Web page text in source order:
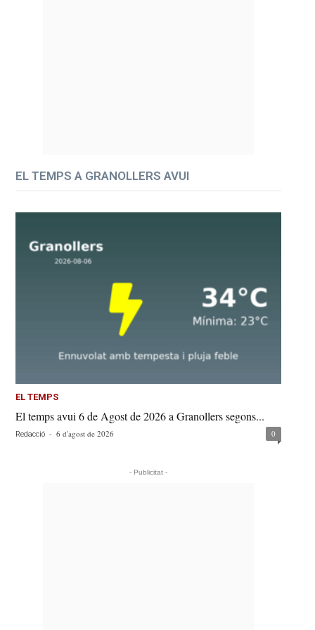
EL TEMPS A GRANOLLERS AVUI
EL TEMPS
El temps avui 6 de Agost de 2026 a Granollers segons...
Redacció - 6 d'agost de 2026 0
- Publicitat -